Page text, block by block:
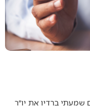
שמעתי ברדיו את יו״ר